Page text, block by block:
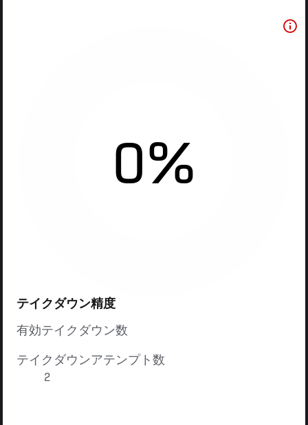
0%
テイクダウン精度
有効テイクダウン数
テイクダウンアテンプト数
2